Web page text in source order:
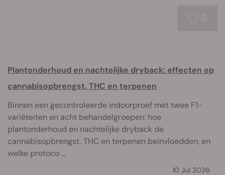
Plantonderhoud en nachtelijke dryback: effecten op
cannabisopbrengst, THC en terpenen
Binnen een gecontroleerde indoorproef met twee F1-
variëteiten en acht behandelgroepen: hoe
plantonderhoud en nachtelijke dryback de
cannabisopbrengst, THC en terpenen beïnvloedden, en
welke protoco ...
10 Jul 2026